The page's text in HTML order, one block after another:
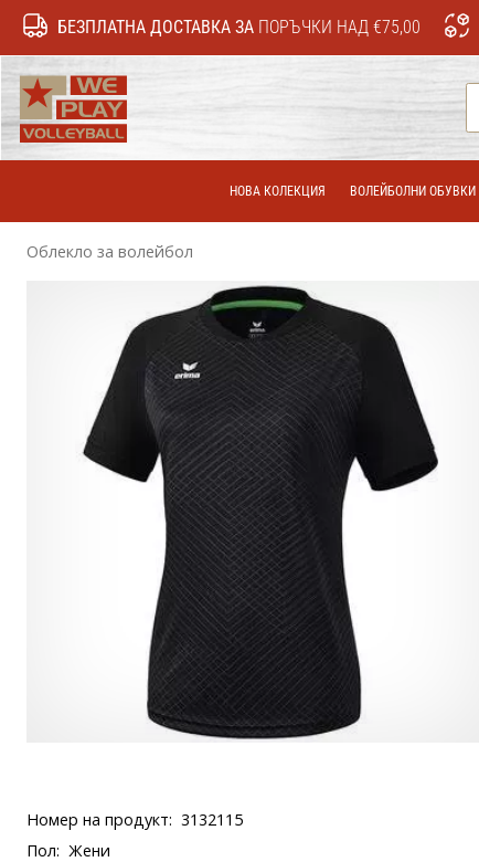
БЕЗПЛАТНА ДОСТАВКА ЗА ПОРЪЧКИ НАД €75,00
НОВА КОЛЕКЦИЯ ВОЛЕЙБОЛНИ ОБУВКИ
Облекло за волейбол
Номер на продукт: 3132115
Пол: Жени